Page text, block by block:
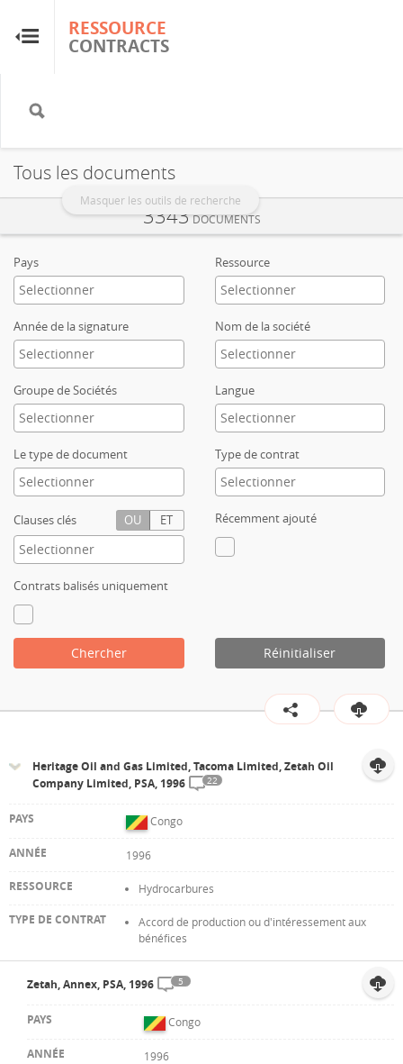
RESSOURCE
CONTRACTS
Masquer les outils de recherche
RESSOURCE
CONTRACTS
Accueil
À propos
FAQ
Glossaire
Recherche et analyse
Sites de pays
Contact
Tous les documents
Pays Ressource
Année de la signature Nom de la société
Groupe de Sociétés Langue
Le type de document Type de contrat
Clauses clés OU ET Récemment ajouté
Contrats balisés uniquement
Chercher Réinitialiser
3343DOCUMENTS
Heritage Oil and Gas Limited, Tacoma Limited, Zetah Oil
Company Limited, PSA, 1996
22
Congo
1996
Hydrocarbures
Accord de production ou d'intéressement aux
bénéfices
Zetah, Annex, PSA, 1996 5
Congo
1996